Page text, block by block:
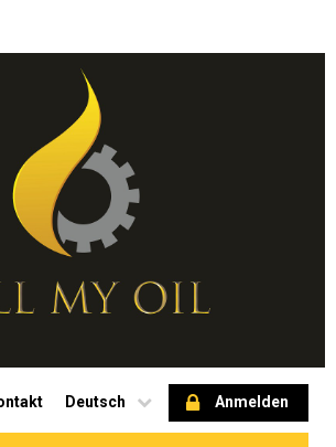
Anmelden
Deutsch